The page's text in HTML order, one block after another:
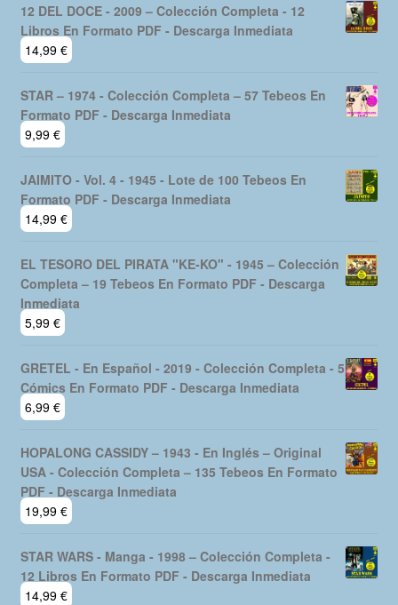
12 DEL DOCE - 2009 – Colección Completa - 12
Libros En Formato PDF - Descarga Inmediata
14,99 €
STAR – 1974 - Colección Completa – 57 Tebeos En
Formato PDF - Descarga Inmediata
9,99 €
JAIMITO - Vol. 4 - 1945 - Lote de 100 Tebeos En
Formato PDF - Descarga Inmediata
14,99 €
EL TESORO DEL PIRATA "KE-KO" - 1945 – Colección
Completa – 19 Tebeos En Formato PDF - Descarga
Inmediata
5,99 €
GRETEL - En Español - 2019 - Colección Completa - 5
Cómics En Formato PDF - Descarga Inmediata
6,99 €
HOPALONG CASSIDY – 1943 - En Inglés – Original
USA - Colección Completa – 135 Tebeos En Formato
PDF - Descarga Inmediata
19,99 €
STAR WARS - Manga - 1998 – Colección Completa -
12 Libros En Formato PDF - Descarga Inmediata
14,99 €